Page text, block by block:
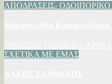
ΑΠΟΔΡΑΣΕΙΣ- ΟΔΟΙΠΟΡΙΚΟ
ΣΧΕΤΙΚΑ ΜΕ ΕΜΑΣ